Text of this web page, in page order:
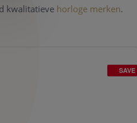
kwalitatieve horloge merken.
SAVE